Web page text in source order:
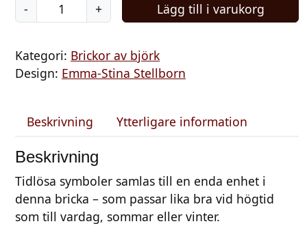
-
r
c
k
m
e
l
3
+ Lägg till i varukorg
Kategori: Brickor av björk
Design: Emma-Stina Stellborn
Beskrivning Ytterligare information
Beskrivning
Tidlösa symboler samlas till en enda enhet i
denna bricka – som passar lika bra vid högtid
som till vardag, sommar eller vinter.